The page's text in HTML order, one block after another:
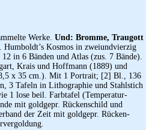
Werke. Und: Bromme, Traugott
Kosmos in zweiundvierzig
in 6 Bänden und Atlas (zus. 7 Bände).
Krais und Hoffmann (1889) und
x 35 cm.). Mit 1 Portrait; [2] Bl., 136
3 Tafeln in Lithographie und Stahlstich
1 lose beil. Farbtafel (Temperatur-
mit goldgepr. Rückenschild und
der Zeit mit goldgepr. Rücken-